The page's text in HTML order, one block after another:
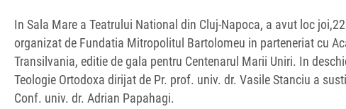
In Sala Mare a Teatrului National din Cluj-Napoca, a avut loc
organizat de Fundatia Mitropolitul Bartolomeu in parteneriat cu
Transilvania, editie de gala pentru Centenarul Marii Uniri. In
Teologie Ortodoxa dirijat de Pr. prof. univ. dr. Vasile Stanciu a
Conf. univ. dr. Adrian Papahagi.